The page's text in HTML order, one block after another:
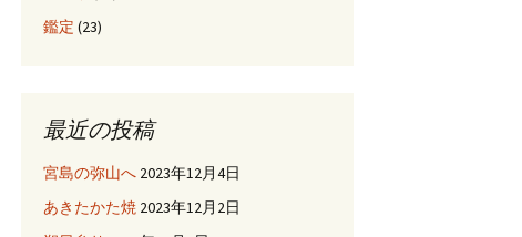
鑑定 (23)
最近の投稿
宮島の弥山へ 2023年12月4日
あきたかた焼 2023年12月2日